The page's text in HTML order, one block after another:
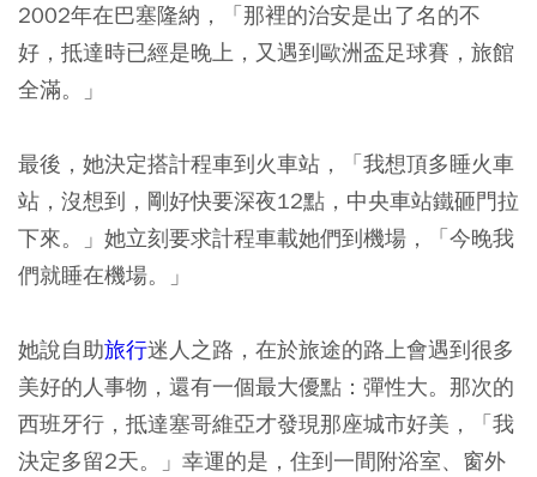
2002年在巴塞隆納，「那裡的治安是出了名的不
好，抵達時已經是晚上，又遇到歐洲盃足球賽，旅館
全滿。」
最後，她決定搭計程車到火車站，「我想頂多睡火車
站，沒想到，剛好快要深夜12點，中央車站鐵砸門拉
下來。」她立刻要求計程車載她們到機場，「今晚我
們就睡在機場。」
她說自助旅行迷人之路，在於旅途的路上會遇到很多
美好的人事物，還有一個最大優點：彈性大。那次的
西班牙行，抵達塞哥維亞才發現那座城市好美，「我
決定多留2天。」幸運的是，住到一間附浴室、窗外